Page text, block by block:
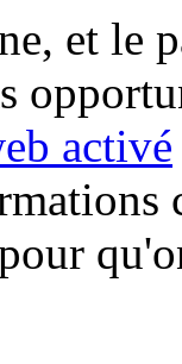
et le
activé